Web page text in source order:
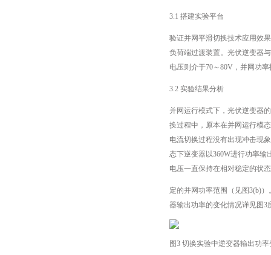
3.1 搭建实验平台
验证并网平滑切换技术应用效
负荷端过渡装置。光伏逆变器
电压则介于70～80V，并网功
3.2 实验结果分析
并网运行模式下，光伏逆变器
换过程中，原本在并网运行模
电流切换过程没有出现冲击现
态下逆变器以360W进行功率
电压一直保持在相对稳定的状
定的并网功率范围（见图3(b)
器输出功率的变化情况详见图3
图3 切换实验中逆变器输出功